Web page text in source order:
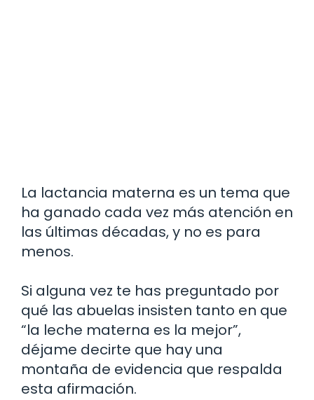
La lactancia materna es un tema que
ha ganado cada vez más atención en
las últimas décadas, y no es para
menos.
Si alguna vez te has preguntado por
qué las abuelas insisten tanto en que
“la leche materna es la mejor”,
déjame decirte que hay una
montaña de evidencia que respalda
esta afirmación.